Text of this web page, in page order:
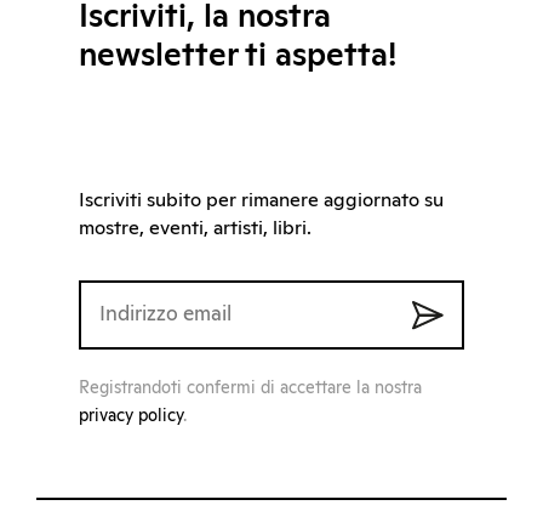
Iscriviti, la nostra
newsletter ti aspetta!
Iscriviti subito per rimanere aggiornato su
mostre, eventi, artisti, libri.
Registrandoti confermi di accettare la nostra
privacy policy.